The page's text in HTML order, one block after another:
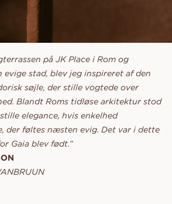
på JK Place i Rom og
evige stad, blev jeg inspireret af den
søjle, der stille vogtede over
Blandt Roms tidløse arkitektur stod
elegance, hvis enkelhed
der føltes næsten evig. Det var i dette
Gaia blev født.”